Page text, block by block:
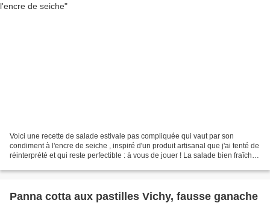
Voici une recette de salade estivale pas compliquée qui vaut par son
condiment à l'encre de seiche , inspiré d'un produit artisanal que j'ai tenté de
réinterprété et qui reste perfectible : à vous de jouer ! La salade bien fraîche,
Panna cotta aux pastilles Vichy, fausse ganache